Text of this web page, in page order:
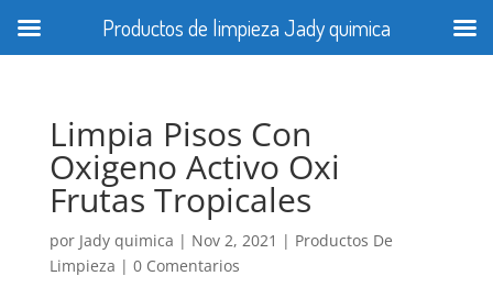
Limpia Pisos Con
Oxigeno Activo Oxi
Frutas Tropicales
por Jady quimica | Nov 2, 2021 | Productos De
Limpieza | 0 Comentarios
Productos de limpieza Jady quimica